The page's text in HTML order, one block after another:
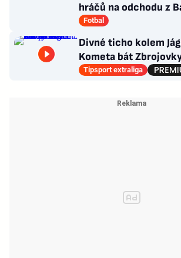
hráčů na odchodu z
situace kolem
Fotbal
Divné ticho kolem
Kometa bát
poskládat Pardubice
Tipsport extraliga